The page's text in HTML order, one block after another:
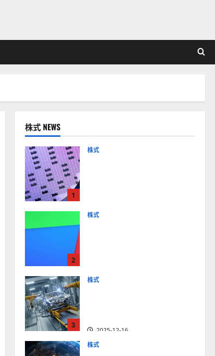
株式 NEWS
1
株式
2026-01-14
2
株式
2025-12-10
3
株式
2025-12-16
株式